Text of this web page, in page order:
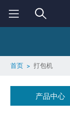
首页 打包机
产品中心